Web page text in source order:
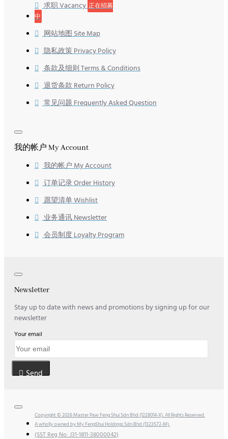
求职 Vacancy 正在招募
中
网站地图 Site Map
隐私政策 Privacy Policy
条款及细则 Terms & Conditions
退货条款 Return Policy
常见问题 Frequently Asked Question
我的帐户 My Account
我的帐户 My Account
订单记录 Order History
愿望清单 Wishlist
业务通讯 Newsletter
会员制度 Loyalty Program
Newsletter
Stay up to date with news and promotions by signing up for our
newsletter
Your email
Send
Copyright © 2026 Master Paw Feng Shui Sdn Bhd (1228014-X). All Rights Reserved.
A wholly owned by My FengShui Holdings Sdn Bhd (1323572-M).
(SST Reg No: J31-1811-38000042)